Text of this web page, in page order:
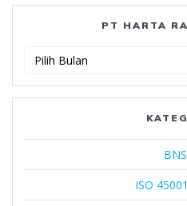
PT HARTA
ISO